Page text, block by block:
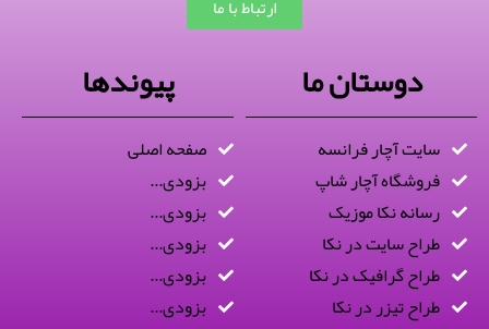
ارتباط با ما
دوستان ما
سایت آچار فرانسه
فروشگاه آچار شاپ
رسانه نکا موزیک
طراح سایت در نکا
طراح گرافیک در نکا
طراح تیزر در نکا
پیوندها
صفحه اصلی
بزودی...
بزودی...
بزودی...
بزودی...
بزودی...